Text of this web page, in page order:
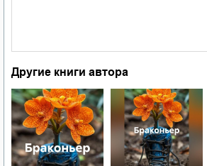
Другие книги автора